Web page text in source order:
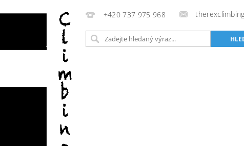
+420 737 975 968